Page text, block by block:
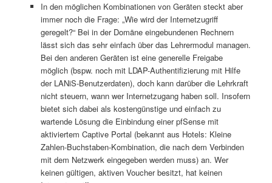
In den möglichen Kombinationen von Geräten steckt aber
immer noch die Frage: „Wie wird der Internetzugriff
geregelt?“ Bei in der Domäne eingebundenen Rechnern
lässt sich das sehr einfach über das Lehrermodul managen.
Bei den anderen Geräten ist eine generelle Freigabe
möglich (bspw. noch mit LDAP-Authentifizierung mit Hilfe
der LANiS-Benutzerdaten), doch kann darüber die Lehrkraft
nicht steuern, wann wer Internetzugang haben soll. Insofern
bietet sich dabei als kostengünstige und einfach zu
wartende Lösung die Einbindung einer pfSense mit
aktiviertem Captive Portal (bekannt aus Hotels: Kleine
Zahlen-Buchstaben-Kombination, die nach dem Verbinden
mit dem Netzwerk eingegeben werden muss) an. Wer
keinen gültigen, aktiven Voucher besitzt, hat keinen